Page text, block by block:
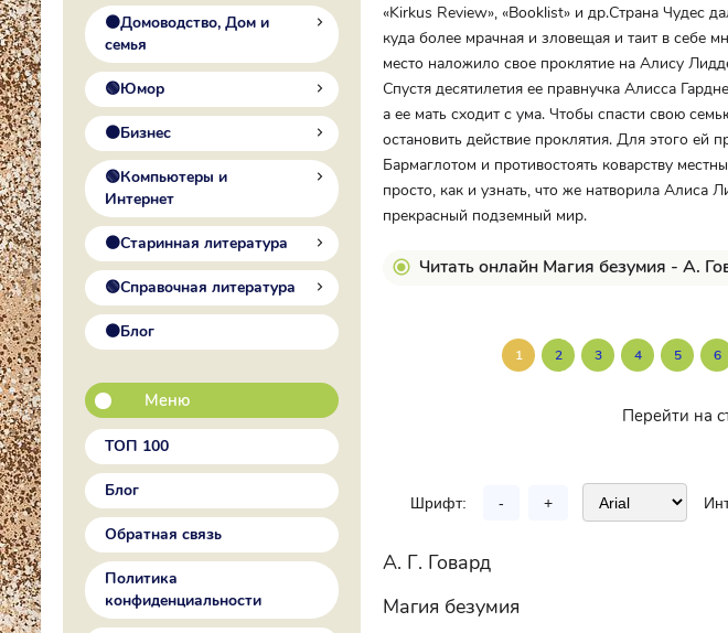
🟠Домоводство, Дом и
семья
🟢Юмор
🟠Бизнес
🟢Компьютеры и
Интернет
🟠Старинная литература
🟢Справочная литература
🟠Блог
Меню
ТОП 100
Блог
Обратная связь
Политика
конфиденциальности
«Kirkus Review», «Booklist» и др.Страна Чудес
куда более мрачная и зловещая и таит в себе
место наложило свое проклятие на Алису
Спустя десятилетия ее правнучка Алисса
а ее мать сходит с ума. Чтобы спасти свою
остановить действие проклятия. Для этого ей
Бармаглотом и противостоять коварству
просто, как и узнать, что же натворила Алиса
прекрасный подземный мир.
Читать онлайн Магия безумия - А.
1 2 3 4 5 6
Перейти на
Шрифт: - +
А. Г. Говард
Магия безумия